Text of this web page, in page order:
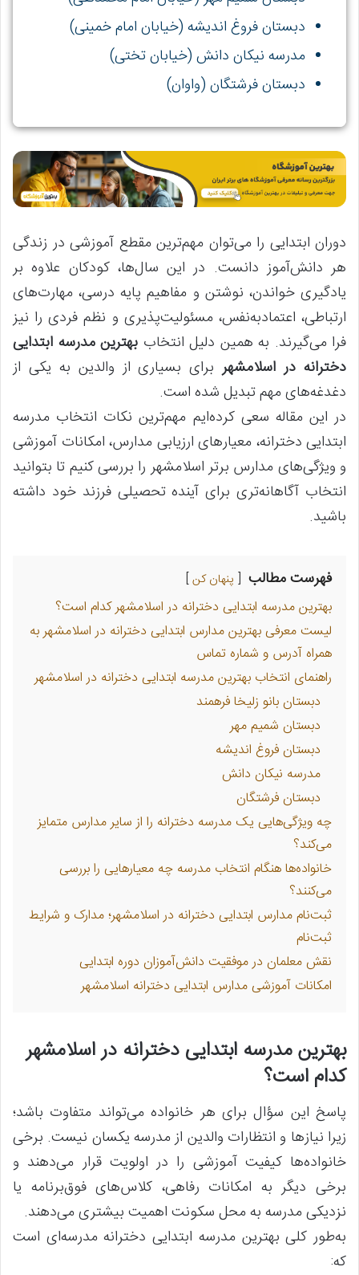
دبستان فروغ اندیشه (خیابان امام خمینی)
مدرسه نیکان دانش (خیابان تختی)
دبستان فرشتگان (واوان)
دوران ابتدایی را می‌توان مهم‌ترین مقطع آموزشی در زندگی
هر دانش‌آموز دانست. در این سال‌ها، کودکان علاوه بر
یادگیری خواندن، نوشتن و مفاهیم پایه درسی، مهارت‌های
ارتباطی، اعتمادبه‌نفس، مسئولیت‌پذیری و نظم فردی را نیز
فرا می‌گیرند. به همین دلیل انتخاب بهترین مدرسه ابتدایی
دخترانه در اسلامشهربرای بسیاری از والدین به یکی از
دغدغه‌های مهم تبدیل شده است.
در این مقاله سعی کرده‌ایم مهم‌ترین نکات انتخاب مدرسه
ابتدایی دخترانه، معیارهای ارزیابی مدارس، امکانات آموزشی
و ویژگی‌های مدارس برتر اسلامشهر را بررسی کنیم تا بتوانید
انتخاب آگاهانه‌تری برای آینده تحصیلی فرزند خود داشته
باشید.
فهرست مطالب پنهان کن
بهترین مدرسه ابتدایی دخترانه در اسلامشهر کدام است؟
لیست معرفی بهترین مدارس ابتدایی دخترانه در اسلامشهر به
همراه آدرس و شماره تماس
راهنمای انتخاب بهترین مدرسه ابتدایی دخترانه در اسلامشهر
دبستان بانو زلیخا فرهمند
دبستان شمیم مهر
دبستان فروغ اندیشه
مدرسه نیکان دانش
دبستان فرشتگان
چه ویژگی‌هایی یک مدرسه دخترانه را از سایر مدارس متمایز
می‌کند؟
خانواده‌ها هنگام انتخاب مدرسه چه معیارهایی را بررسی
می‌کنند؟
ثبت‌نام مدارس ابتدایی دخترانه در اسلامشهر؛ مدارک و شرایط
ثبت‌نام
نقش معلمان در موفقیت دانش‌آموزان دوره ابتدایی
امکانات آموزشی مدارس ابتدایی دخترانه اسلامشهر
بهترین مدرسه ابتدایی دخترانه در اسلامشهر
کدام است؟
پاسخ این سؤال برای هر خانواده می‌تواند متفاوت باشد؛
زیرا نیازها و انتظارات والدین از مدرسه یکسان نیست. برخی
خانواده‌ها کیفیت آموزشی را در اولویت قرار می‌دهند و
برخی دیگر به امکانات رفاهی، کلاس‌های فوق‌برنامه یا
نزدیکی مدرسه به محل سکونت اهمیت بیشتری می‌دهند.
به‌طور کلی بهترین مدرسه ابتدایی دخترانه مدرسه‌ای است
که: